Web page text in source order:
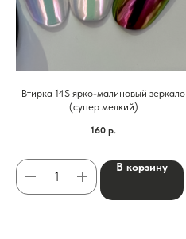
Втирка 14S ярко-малиновый зеркало
(супер мелкий)
160 р.
В корзину